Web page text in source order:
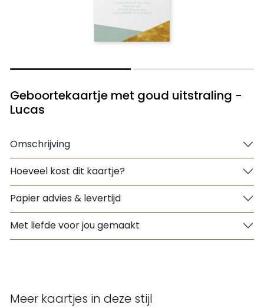
Geboortekaartje met goud uitstraling -
Lucas
Omschrijving
Hoeveel kost dit kaartje?
Papier advies & levertijd
Met liefde voor jou gemaakt
Meer kaartjes in deze stijl